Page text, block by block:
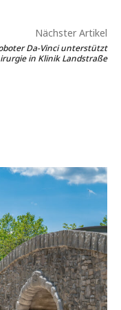
Nächster Artikel
Da-Vinci unterstützt
in Klinik Landstraße